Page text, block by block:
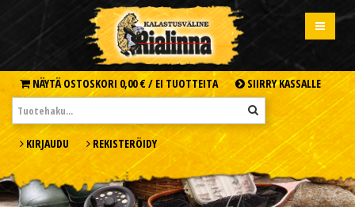
NÄYTÄ OSTOSKORI 0,00 € / EI TUOTTEITA SIIRRY KASSALLE
KIRJAUDU REKISTERÖIDY